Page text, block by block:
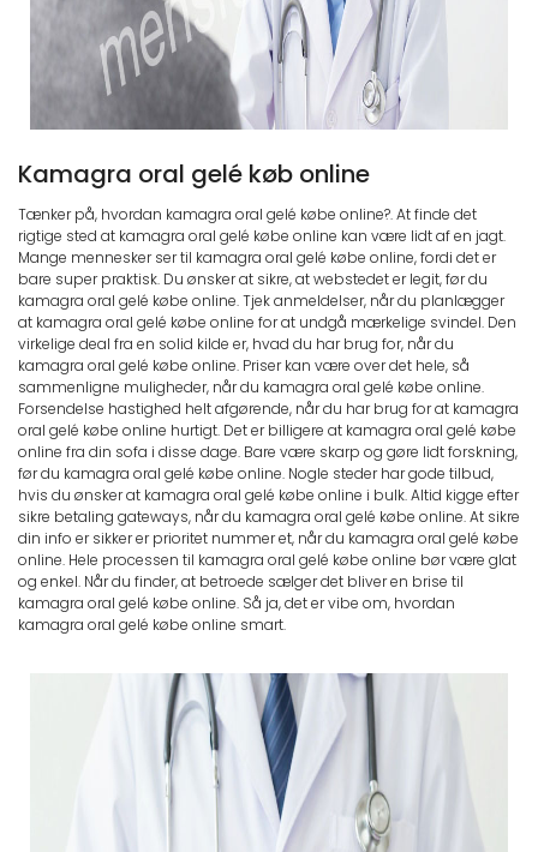
Kamagra oral gelé køb online
Tænker på, hvordan kamagra oral gelé købe online?. At finde det
rigtige sted at kamagra oral gelé købe online kan være lidt af en jagt.
Mange mennesker ser til kamagra oral gelé købe online, fordi det er
bare super praktisk. Du ønsker at sikre, at webstedet er legit, før du
kamagra oral gelé købe online. Tjek anmeldelser, når du planlægger
at kamagra oral gelé købe online for at undgå mærkelige svindel. Den
virkelige deal fra en solid kilde er, hvad du har brug for, når du
kamagra oral gelé købe online. Priser kan være over det hele, så
sammenligne muligheder, når du kamagra oral gelé købe online.
Forsendelse hastighed helt afgørende, når du har brug for at kamagra
oral gelé købe online hurtigt. Det er billigere at kamagra oral gelé købe
online fra din sofa i disse dage. Bare være skarp og gøre lidt forskning,
før du kamagra oral gelé købe online. Nogle steder har gode tilbud,
hvis du ønsker at kamagra oral gelé købe online i bulk. Altid kigge efter
sikre betaling gateways, når du kamagra oral gelé købe online. At sikre
din info er sikker er prioritet nummer et, når du kamagra oral gelé købe
online. Hele processen til kamagra oral gelé købe online bør være glat
og enkel. Når du finder, at betroede sælger det bliver en brise til
kamagra oral gelé købe online. Så ja, det er vibe om, hvordan
kamagra oral gelé købe online smart.